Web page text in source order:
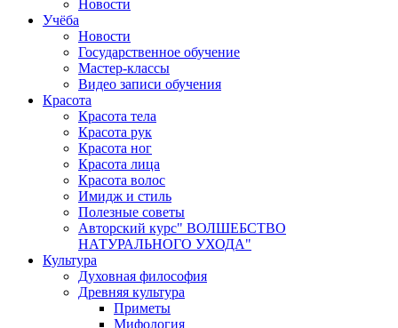
Новости
Учёба
Новости
Государственное обучение
Мастер-классы
Видео записи обучения
Красота
Красота тела
Красота рук
Красота ног
Красота лица
Красота волос
Имидж и стиль
Полезные советы
Авторский курс" ВОЛШЕБСТВО
НАТУРАЛЬНОГО УХОДА"
Культура
Духовная философия
Древняя культура
Приметы
Мифология